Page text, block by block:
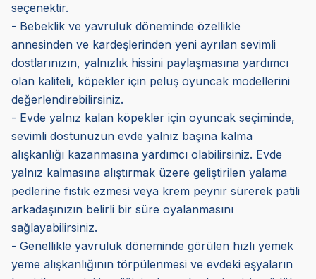
seçenektir.
- Bebeklik ve yavruluk döneminde özellikle
annesinden ve kardeşlerinden yeni ayrılan sevimli
dostlarınızın, yalnızlık hissini paylaşmasına yardımcı
olan kaliteli, köpekler için peluş oyuncak modellerini
değerlendirebilirsiniz.
- Evde yalnız kalan köpekler için oyuncak seçiminde,
sevimli dostunuzun evde yalnız başına kalma
alışkanlığı kazanmasına yardımcı olabilirsiniz. Evde
yalnız kalmasına alıştırmak üzere geliştirilen yalama
pedlerine fıstık ezmesi veya krem peynir sürerek patili
arkadaşınızın belirli bir süre oyalanmasını
sağlayabilirsiniz.
- Genellikle yavruluk döneminde görülen hızlı yemek
yeme alışkanlığının törpülenmesi ve evdeki eşyaların